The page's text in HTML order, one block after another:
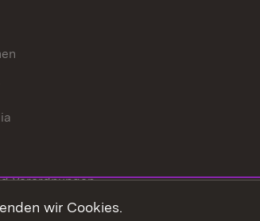
Verordnungen
wir Cookies.